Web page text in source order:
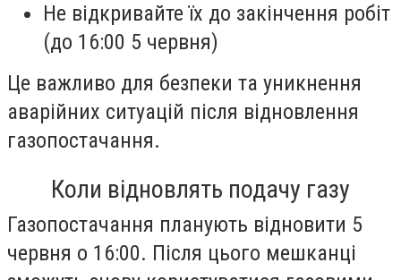
Не відкривайте їх до закінчення робіт
(до 16:00 5 червня)
Це важливо для безпеки та уникнення
аварійних ситуацій після відновлення
газопостачання.
Коли відновлять подачу газу
Газопостачання планують відновити 5
червня о 16:00. Після цього мешканці